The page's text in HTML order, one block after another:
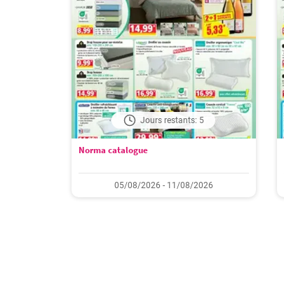
Jours restants: 5
Norma catalogue
05/08/2026 - 11/08/2026